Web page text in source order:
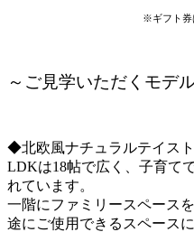
※ギフト券
～ご見学いただくモデ
◆北欧風ナチュラルテイス
LDKは18帖で広く、子育て
れています。
一階にファミリースペース
途にご使用できるスペースに